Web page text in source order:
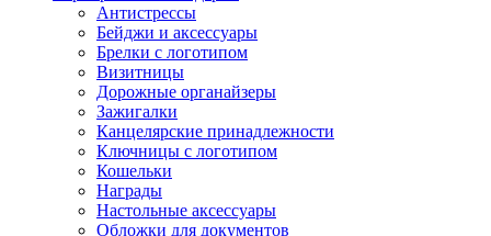
Антистрессы
Бейджи и аксессуары
Брелки с логотипом
Визитницы
Дорожные органайзеры
Зажигалки
Канцелярские принадлежности
Ключницы с логотипом
Кошельки
Награды
Настольные аксессуары
Обложки для документов